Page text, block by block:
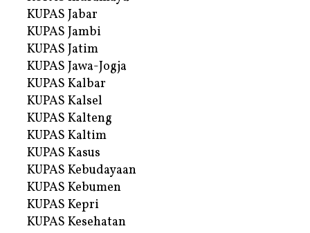
KUPAS Jabar
KUPAS Jambi
KUPAS Jatim
KUPAS Jawa-Jogja
KUPAS Kalbar
KUPAS Kalsel
KUPAS Kalteng
KUPAS Kaltim
KUPAS Kasus
KUPAS Kebudayaan
KUPAS Kebumen
KUPAS Kepri
KUPAS Kesehatan